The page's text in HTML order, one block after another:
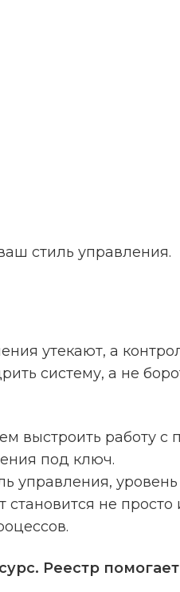
стиль управления.
утекают, а
систему, а не
выстроить работу с
под ключ.
управления,
не просто
Реестр помогает